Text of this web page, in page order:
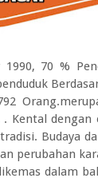
70 %
Kental
Budaya
perubahan
dalam